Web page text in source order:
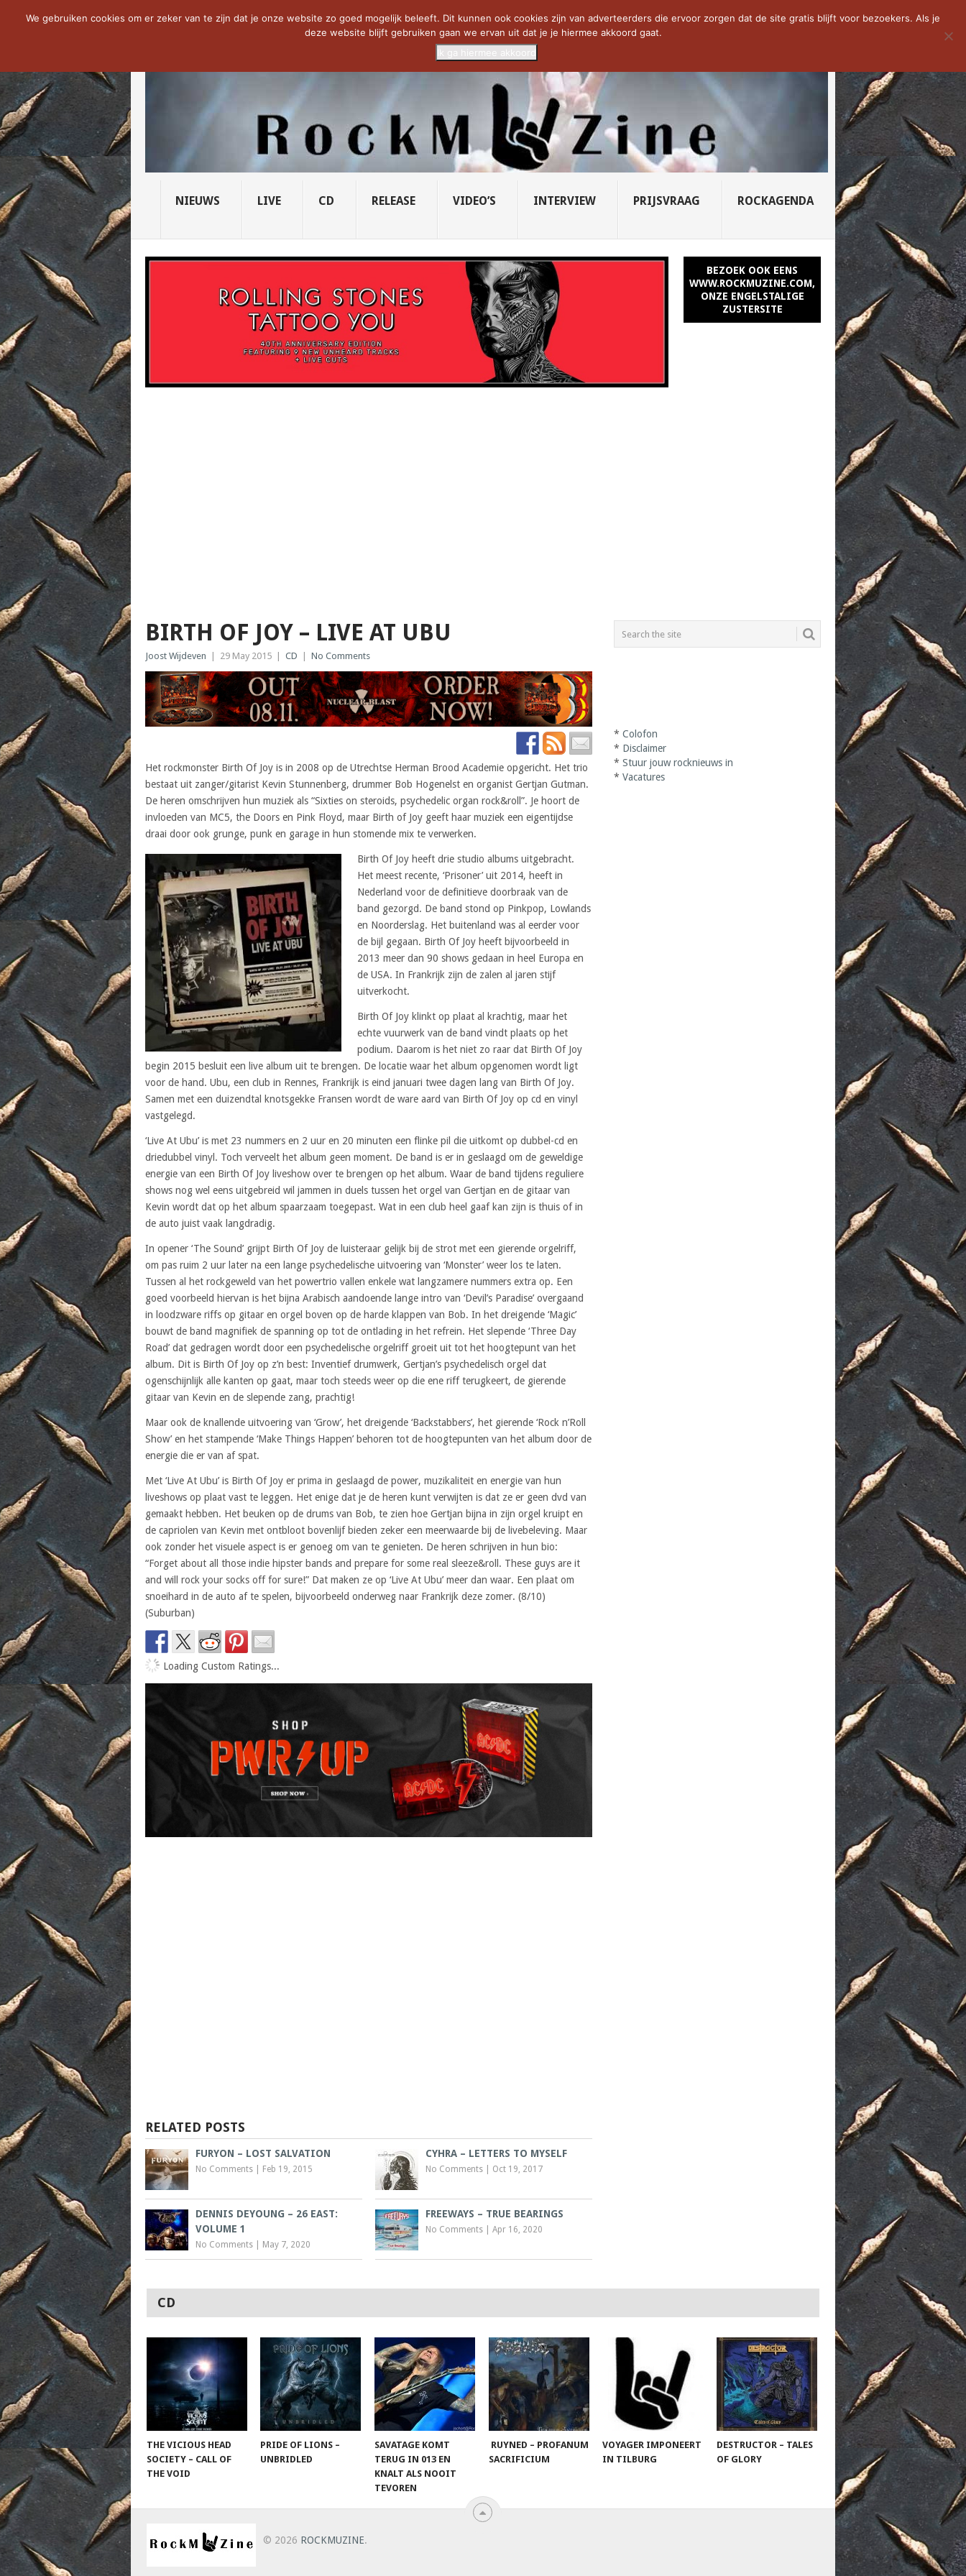
NOW TRENDING: THE VICIOUS HEAD SOCIETY... PRIDE OF LIONS – U... SAVATAGE KOMT TERUG IN 0... CD VAN DE WEEK: SLEEPING...
NIEUWS LIVE CD RELEASE VIDEO’S INTERVIEW PRIJSVRAAG ROCKAGENDA
BEZOEK OOK EENS
WWW.ROCKMUZINE.COM,
ONZE ENGELSTALIGE
ZUSTERSITE
BIRTH OF JOY – LIVE AT UBU
Joost Wijdeven 29 May 2015 CD No Comments
Het rockmonster Birth Of Joy is in 2008 op de Utrechtse Herman Brood Academie opgericht. Het trio
bestaat uit zanger/gitarist Kevin Stunnenberg, drummer Bob Hogenelst en organist Gertjan Gutman.
De heren omschrijven hun muziek als “Sixties on steroids, psychedelic organ rock&roll”. Je hoort de
invloeden van MC5, the Doors en Pink Floyd, maar Birth of Joy geeft haar muziek een eigentijdse
draai door ook grunge, punk en garage in hun stomende mix te verwerken.
Birth Of Joy heeft drie studio albums uitgebracht.
Het meest recente, ‘Prisoner’ uit 2014, heeft in
Nederland voor de definitieve doorbraak van de
band gezorgd. De band stond op Pinkpop, Lowlands
en Noorderslag. Het buitenland was al eerder voor
de bijl gegaan. Birth Of Joy heeft bijvoorbeeld in
2013 meer dan 90 shows gedaan in heel Europa en
de USA. In Frankrijk zijn de zalen al jaren stijf
uitverkocht.
Birth Of Joy klinkt op plaat al krachtig, maar het
echte vuurwerk van de band vindt plaats op het
podium. Daarom is het niet zo raar dat Birth Of Joy
begin 2015 besluit een live album uit te brengen. De locatie waar het album opgenomen wordt ligt
voor de hand. Ubu, een club in Rennes, Frankrijk is eind januari twee dagen lang van Birth Of Joy.
Samen met een duizendtal knotsgekke Fransen wordt de ware aard van Birth Of Joy op cd en vinyl
vastgelegd.
‘Live At Ubu’ is met 23 nummers en 2 uur en 20 minuten een flinke pil die uitkomt op dubbel-cd en
driedubbel vinyl. Toch verveelt het album geen moment. De band is er in geslaagd om de geweldige
energie van een Birth Of Joy liveshow over te brengen op het album. Waar de band tijdens reguliere
shows nog wel eens uitgebreid wil jammen in duels tussen het orgel van Gertjan en de gitaar van
Kevin wordt dat op het album spaarzaam toegepast. Wat in een club heel gaaf kan zijn is thuis of in
de auto juist vaak langdradig.
In opener ‘The Sound’ grijpt Birth Of Joy de luisteraar gelijk bij de strot met een gierende orgelriff,
om pas ruim 2 uur later na een lange psychedelische uitvoering van ‘Monster’ weer los te laten.
Tussen al het rockgeweld van het powertrio vallen enkele wat langzamere nummers extra op. Een
goed voorbeeld hiervan is het bijna Arabisch aandoende lange intro van ‘Devil’s Paradise’ overgaand
in loodzware riffs op gitaar en orgel boven op de harde klappen van Bob. In het dreigende ‘Magic’
bouwt de band magnifiek de spanning op tot de ontlading in het refrein. Het slepende ‘Three Day
Road’ dat gedragen wordt door een psychedelische orgelriff groeit uit tot het hoogtepunt van het
album. Dit is Birth Of Joy op z’n best: Inventief drumwerk, Gertjan’s psychedelisch orgel dat
ogenschijnlijk alle kanten op gaat, maar toch steeds weer op die ene riff terugkeert, de gierende
gitaar van Kevin en de slepende zang, prachtig!
Maar ook de knallende uitvoering van ‘Grow’, het dreigende ‘Backstabbers’, het gierende ‘Rock n’Roll
Show’ en het stampende ‘Make Things Happen’ behoren tot de hoogtepunten van het album door de
energie die er van af spat.
Met ‘Live At Ubu’ is Birth Of Joy er prima in geslaagd de power, muzikaliteit en energie van hun
liveshows op plaat vast te leggen. Het enige dat je de heren kunt verwijten is dat ze er geen dvd van
gemaakt hebben. Het beuken op de drums van Bob, te zien hoe Gertjan bijna in zijn orgel kruipt en
de capriolen van Kevin met ontbloot bovenlijf bieden zeker een meerwaarde bij de livebeleving. Maar
ook zonder het visuele aspect is er genoeg om van te genieten. De heren schrijven in hun bio:
“Forget about all those indie hipster bands and prepare for some real sleeze&roll. These guys are it
and will rock your socks off for sure!” Dat maken ze op ‘Live At Ubu’ meer dan waar. Een plaat om
snoeihard in de auto af te spelen, bijvoorbeeld onderweg naar Frankrijk deze zomer. (8/10)
(Suburban)
Loading Custom Ratings...
RELATED POSTS
FURYON – LOST SALVATION
No Comments Feb 19, 2015
CYHRA – LETTERS TO MYSELF
No Comments Oct 19, 2017
DENNIS DEYOUNG – 26 EAST:
VOLUME 1
No Comments May 7, 2020
FREEWAYS – TRUE BEARINGS
No Comments |Apr 16, 2020
*Colofon
* Disclaimer
*Stuur jouw rocknieuws in
*Vacatures
CD
THE VICIOUS HEAD
SOCIETY – CALL OF
THE VOID
PRIDE OF LIONS –
UNBRIDLED
SAVATAGE KOMT
TERUG IN 013 EN
KNALT ALS NOOIT
TEVOREN
RUYNED – PROFANUM
SACRIFICIUM
VOYAGER IMPONEERT
IN TILBURG
DESTRUCTOR – TALES
OF GLORY
© 2026 ROCKMUZINE.
We gebruiken cookies om er zeker van te zijn dat je onze website zo goed mogelijk beleeft. Dit kunnen ook cookies zijn van adverteerders die ervoor zorgen dat de site gratis blijft voor bezoekers. Als je
deze website blijft gebruiken gaan we ervan uit dat je je hiermee akkoord gaat.
Ik ga hiermee akkoord